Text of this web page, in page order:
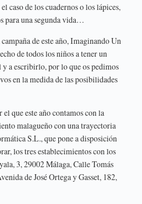
caso de los cuadernos o los lápices,
para una segunda vida…
de este año, Imaginando Un
de todos los niños a tener un
a escribirlo, por lo que os pedimos
en la medida de las posibilidades
que este año contamos con la
malagueño con una trayectoria
S.L., que pone a disposición
los tres establecimientos con los
3, 29002 Málaga, Calle Tomás
de José Ortega y Gasset, 182,